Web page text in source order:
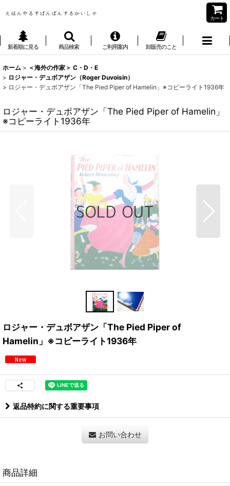
カート
新着順に見る 商品検索 ご利用案内 卸販売のこと
ホーム > ＜海外の作家＞ C・D・E
> ロジャー・デュボアザン（Roger Duvoisin）
> ロジャー・デュボアザン「The Pied Piper of Hamelin」※コピーライト1936年
ロジャー・デュボアザン「The Pied Piper of Hamelin」
※コピーライト1936年
ロジャー・デュボアザン「The Pied Piper of
Hamelin」※コピーライト1936年
返品特約に関する重要事項
お問い合わせ
商品詳細